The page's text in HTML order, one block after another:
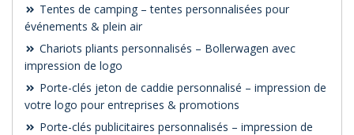
Tentes de camping – tentes personnalisées pour
événements & plein air
Chariots pliants personnalisés – Bollerwagen avec
impression de logo
Porte-clés jeton de caddie personnalisé – impression de
votre logo pour entreprises & promotions
Porte-clés publicitaires personnalisés – impression de